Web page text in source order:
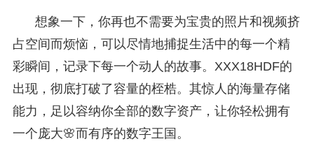
想象一下，你再也不需要为宝贵的照片和视频挤
占空间而烦恼，可以尽情地捕捉生活中的每一个精
彩瞬间，记录下每一个动人的故事。XXX18HDF的
出现，彻底打破了容量的桎梏。其惊人的海量存储
能力，足以容纳你全部的数字资产，让你轻松拥有
一个庞大🌸而有序的数字王国。